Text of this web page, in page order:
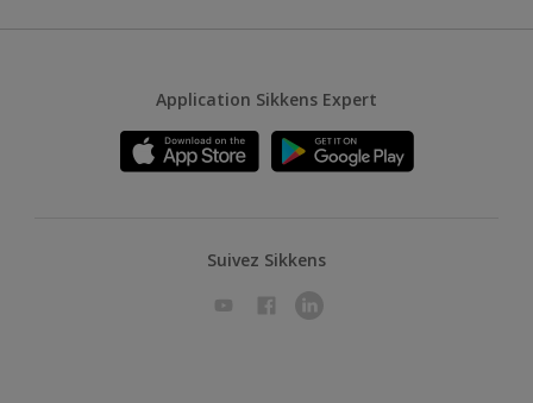
Application Sikkens Expert
Suivez Sikkens